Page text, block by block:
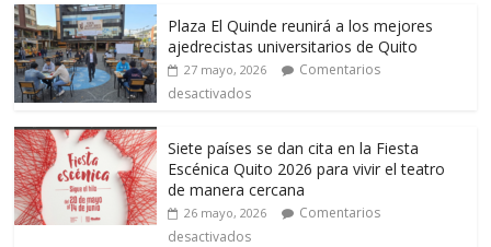
Plaza El Quinde reunirá a los mejores
ajedrecistas universitarios de Quito
27 mayo, 2026
Comentarios
desactivados
Siete países se dan cita en la Fiesta
Escénica Quito 2026 para vivir el teatro
de manera cercana
26 mayo, 2026
Comentarios
desactivados